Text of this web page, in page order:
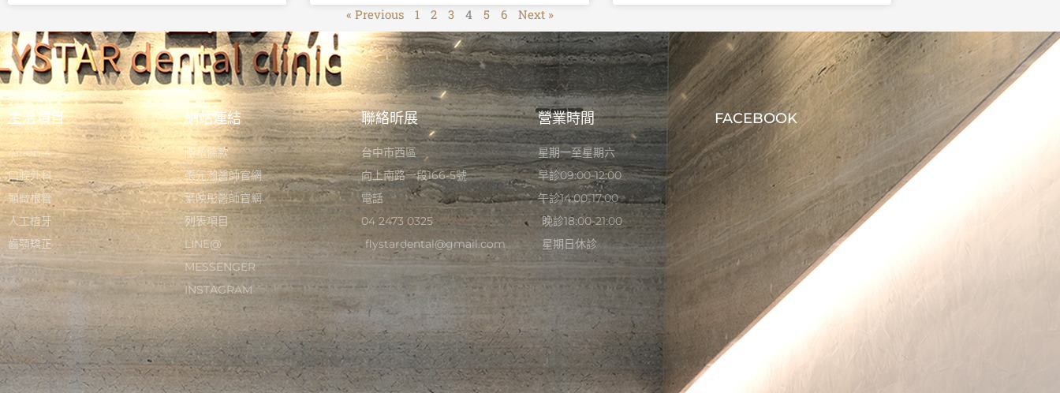
« Previous 1 2 3 4 5 6 Next »
主治項目
All-on-4
口腔外科
顯微根管
人工植牙
齒顎矯正
網站連結
隱私條款
張元瀚醫師官網
葉映彤醫師官網
列表項目
LINE@
MESSENGER
INSTAGRAM
聯絡昕展
台中市西區
向上南路一段166-5號
電話
04 2473 0325
flystardental@gmail.com
營業時間
星期一至星期六
早診09:00-12:00
午診14:00-17:00
晚診18:00-21:00
星期日休診
FACEBOOK